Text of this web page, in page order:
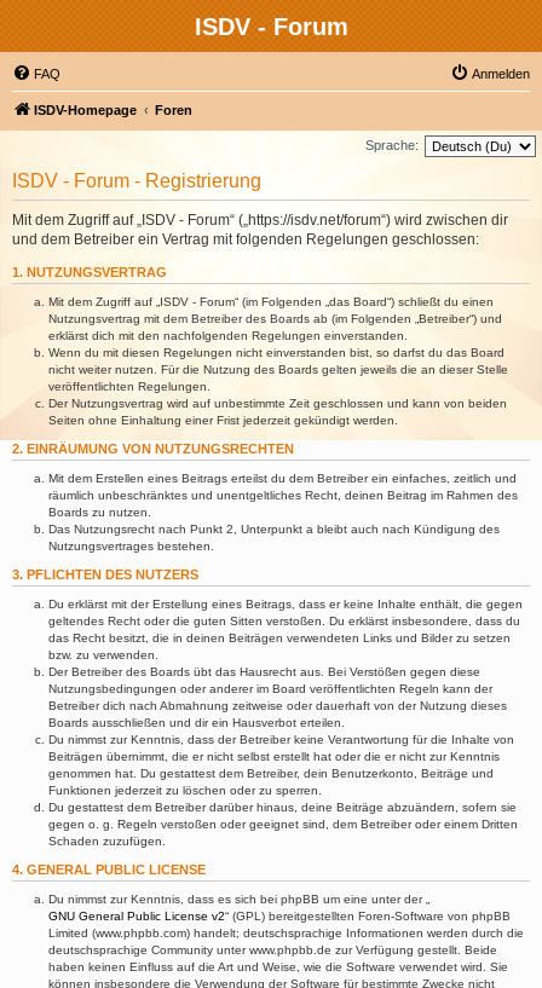
ISDV - Forum
FAQ Anmelden
ISDV-Homepage Foren
Sprache:
ISDV - Forum - Registrierung
Mit dem Zugriff auf „ISDV - Forum“ („https://isdv.net/forum“) wird zwischen dir
und dem Betreiber ein Vertrag mit folgenden Regelungen geschlossen:
1. NUTZUNGSVERTRAG
Mit dem Zugriff auf „ISDV - Forum“ (im Folgenden „das Board“) schließt du einen
Nutzungsvertrag mit dem Betreiber des Boards ab (im Folgenden „Betreiber“) und
erklärst dich mit den nachfolgenden Regelungen einverstanden.
Wenn du mit diesen Regelungen nicht einverstanden bist, so darfst du das Board
nicht weiter nutzen. Für die Nutzung des Boards gelten jeweils die an dieser Stelle
veröffentlichten Regelungen.
Der Nutzungsvertrag wird auf unbestimmte Zeit geschlossen und kann von beiden
Seiten ohne Einhaltung einer Frist jederzeit gekündigt werden.
2. EINRÄUMUNG VON NUTZUNGSRECHTEN
Mit dem Erstellen eines Beitrags erteilst du dem Betreiber ein einfaches, zeitlich und
räumlich unbeschränktes und unentgeltliches Recht, deinen Beitrag im Rahmen des
Boards zu nutzen.
Das Nutzungsrecht nach Punkt 2, Unterpunkt a bleibt auch nach Kündigung des
Nutzungsvertrages bestehen.
3. PFLICHTEN DES NUTZERS
Du erklärst mit der Erstellung eines Beitrags, dass er keine Inhalte enthält, die gegen
geltendes Recht oder die guten Sitten verstoßen. Du erklärst insbesondere, dass du
das Recht besitzt, die in deinen Beiträgen verwendeten Links und Bilder zu setzen
bzw. zu verwenden.
Der Betreiber des Boards übt das Hausrecht aus. Bei Verstößen gegen diese
Nutzungsbedingungen oder anderer im Board veröffentlichten Regeln kann der
Betreiber dich nach Abmahnung zeitweise oder dauerhaft von der Nutzung dieses
Boards ausschließen und dir ein Hausverbot erteilen.
Du nimmst zur Kenntnis, dass der Betreiber keine Verantwortung für die Inhalte von
Beiträgen übernimmt, die er nicht selbst erstellt hat oder die er nicht zur Kenntnis
genommen hat. Du gestattest dem Betreiber, dein Benutzerkonto, Beiträge und
Funktionen jederzeit zu löschen oder zu sperren.
Du gestattest dem Betreiber darüber hinaus, deine Beiträge abzuändern, sofern sie
gegen o. g. Regeln verstoßen oder geeignet sind, dem Betreiber oder einem Dritten
Schaden zuzufügen.
4. GENERAL PUBLIC LICENSE
Du nimmst zur Kenntnis, dass es sich bei phpBB um eine unter der „
GNU General Public License v2“ (GPL) bereitgestellten Foren-Software von phpBB
Limited (www.phpbb.com) handelt; deutschsprachige Informationen werden durch die
deutschsprachige Community unter www.phpbb.de zur Verfügung gestellt. Beide
haben keinen Einfluss auf die Art und Weise, wie die Software verwendet wird. Sie
können insbesondere die Verwendung der Software für bestimmte Zwecke nicht